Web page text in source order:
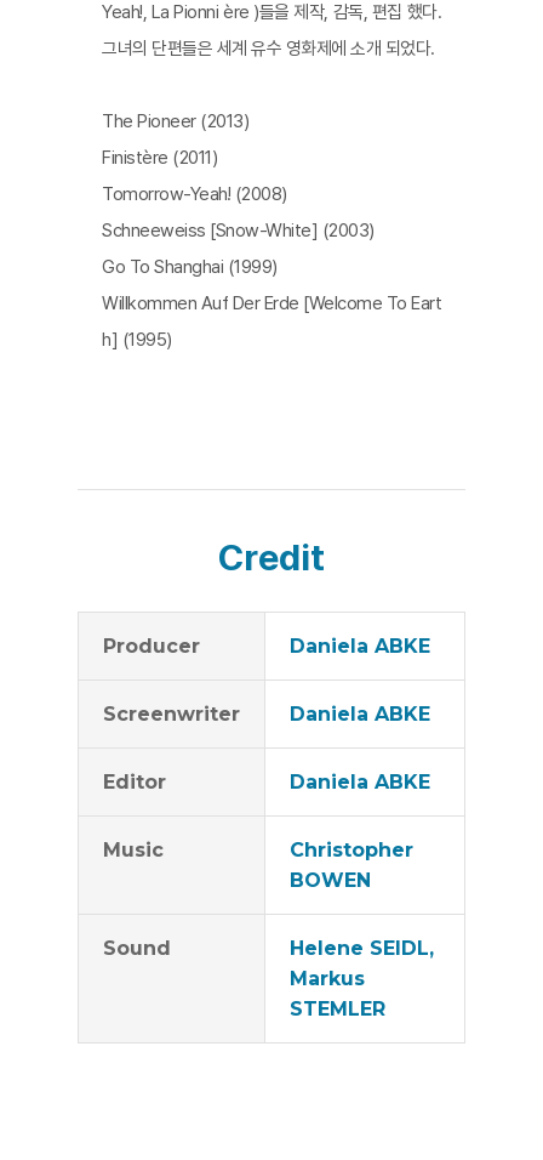
Yeah!, La Pionni ère )들을 제작, 감독, 편집 했다.
그녀의 단편들은 세계 유수 영화제에 소개 되었다.
The Pioneer (2013)
Finistère (2011)
Tomorrow-Yeah! (2008)
Schneeweiss [Snow-White] (2003)
Go To Shanghai (1999)
Willkommen Auf Der Erde [Welcome To Eart
h] (1995)
Credit
Producer Daniela ABKE
Screenwriter Daniela ABKE
Editor Daniela ABKE
Music
Christopher
BOWEN
Sound
Helene SEIDL,
Markus
STEMLER